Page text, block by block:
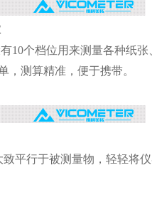
10个档位用来测量各种纸张
测算精准，便于携带。
平行于被测量物，轻轻将